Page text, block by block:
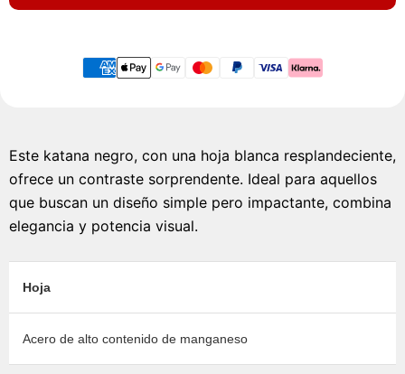
Este katana negro, con una hoja blanca resplandeciente,
ofrece un contraste sorprendente. Ideal para aquellos
que buscan un diseño simple pero impactante, combina
elegancia y potencia visual.
Hoja
Acero de alto contenido de manganeso